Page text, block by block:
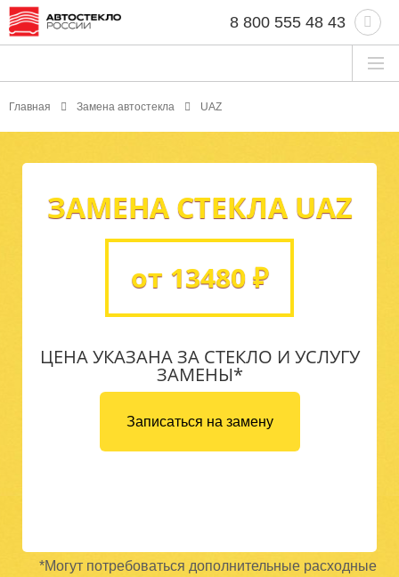
8 800 555 48 43
Главная Замена автостекла UAZ
ЗАМЕНА СТЕКЛА UAZ
от 13480 ₽
ЦЕНА УКАЗАНА ЗА СТЕКЛО И УСЛУГУ
ЗАМЕНЫ*
Записаться на замену
*Могут потребоваться дополнительные расходные